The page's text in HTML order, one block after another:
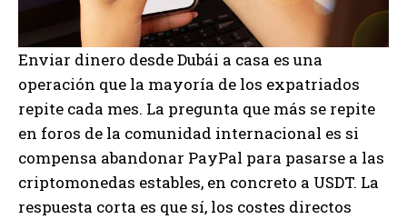
Enviar dinero desde Dubái a casa es una
operación que la mayoría de los expatriados
repite cada mes. La pregunta que más se repite
en foros de la comunidad internacional es si
compensa abandonar PayPal para pasarse a las
criptomonedas estables, en concreto a USDT. La
respuesta corta es que sí, los costes directos